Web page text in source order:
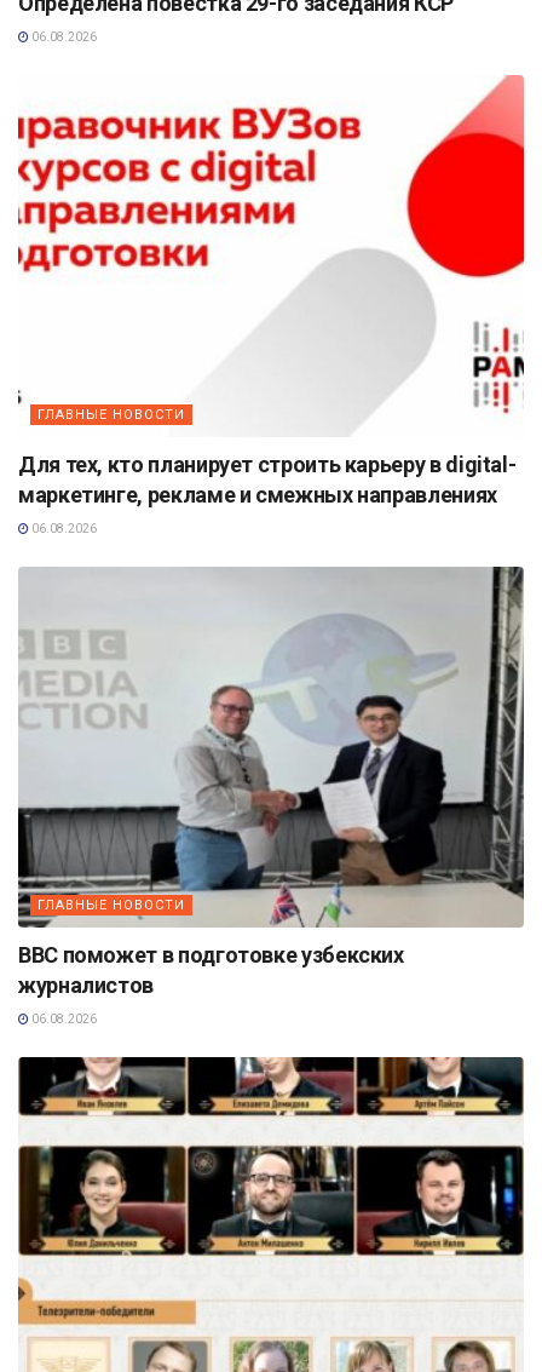
06.08.2026
ГЛАВНЫЕ НОВОСТИ
Для тех, кто планирует строить карьеру в digital-
маркетинге, рекламе и смежных направлениях
06.08.2026
ГЛАВНЫЕ НОВОСТИ
BBC поможет в подготовке узбекских
журналистов
06.08.2026